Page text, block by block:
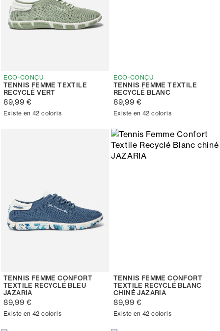
ECO-CONÇU
TENNIS FEMME TEXTILE
RECYCLÉ VERT
89,99 €
Existe en 42 coloris
ECO-CONÇU
TENNIS FEMME TEXTILE
RECYCLÉ BLANC
89,99 €
Existe en 42 coloris
TENNIS FEMME CONFORT
TEXTILE RECYCLÉ BLEU
JAZARIA
89,99 €
Existe en 42 coloris
TENNIS FEMME CONFORT
TEXTILE RECYCLÉ BLANC
CHINÉ JAZARIA
89,99 €
Existe en 42 coloris